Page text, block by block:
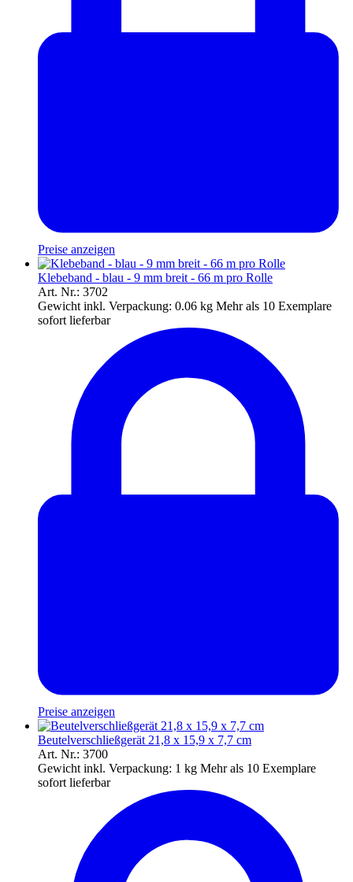
Preise anzeigen
Klebeband - blau - 9 mm breit - 66 m pro Rolle
Art. Nr.: 3702
Gewicht inkl. Verpackung: 0.06 kg Mehr als 10 Exemplare
sofort lieferbar
Preise anzeigen
Beutelverschließgerät 21,8 x 15,9 x 7,7 cm
Art. Nr.: 3700
Gewicht inkl. Verpackung: 1 kg Mehr als 10 Exemplare
sofort lieferbar